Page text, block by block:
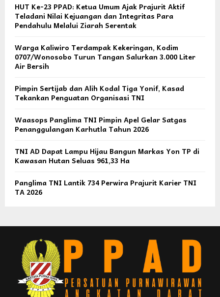
HUT Ke-23 PPAD: Ketua Umum Ajak Prajurit Aktif
Teladani Nilai Kejuangan dan Integritas Para
Pendahulu Melalui Ziarah Serentak
Warga Kaliwiro Terdampak Kekeringan, Kodim
0707/Wonosobo Turun Tangan Salurkan 3.000 Liter
Air Bersih
Pimpin Sertijab dan Alih Kodal Tiga Yonif, Kasad
Tekankan Penguatan Organisasi TNI
Waasops Panglima TNI Pimpin Apel Gelar Satgas
Penanggulangan Karhutla Tahun 2026
TNI AD Dapat Lampu Hijau Bangun Markas Yon TP di
Kawasan Hutan Seluas 961,33 Ha
Panglima TNI Lantik 734 Perwira Prajurit Karier TNI
TA 2026